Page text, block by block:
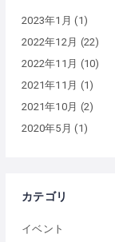
2023年1月 (1)
2022年12月 (22)
2022年11月 (10)
2021年11月 (1)
2021年10月 (2)
2020年5月 (1)
カテゴリ
イベント